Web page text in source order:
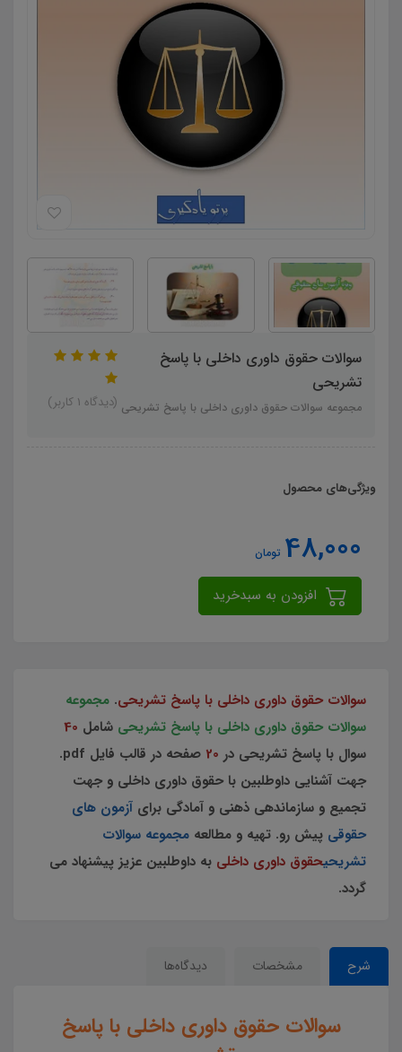
سوالات حقوق داوری داخلی با پاسخ
تشریحی
مجموعه سوالات حقوق داوری داخلی با پاسخ تشریحی (دیدگاه 1 کاربر)
ویژگی‌های محصول
48,000 تومان
سوالات حقوق داوری داخلی با پاسخ تشریحی. مجموعه
سوالات حقوق داوری داخلی با پاسخ تشریحی شامل 40
سوال با پاسخ تشریحی در 20
صفحه در قالب فایل pdf.
جهت آشنایی داوطلبین با حقوق داوری داخلی و جهت
تجمیع و سازماندهی ذهنی و آمادگی برای آزمون های
حقوقی پیش رو. تهیه و مطالعه مجموعه سوالات
تشریحیحقوق داوری داخلی به داوطلبین عزیز پیشنهاد می
گردد.
شرح مشخصات دیدگاه‌ها
سوالات حقوق داوری داخلی با پاسخ